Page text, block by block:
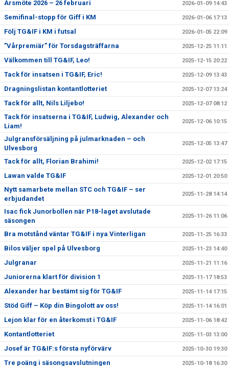
Årsmöte 2026 – 26 februari 2026-01-09 14:43
Semifinal-stopp för Giff i KM 2026-01-06 17:13
Följ TG&IF i KM i futsal 2026-01-05 22:09
”Vårpremiär” för Torsdagsträffarna 2025-12-25 11:11
Välkommen till TG&IF, Leo! 2025-12-15 20:22
Tack för insatsen i TG&IF, Eric! 2025-12-09 13:43
Dragningslistan kontantlotteriet 2025-12-07 13:24
Tack för allt, Nils Liljebo! 2025-12-07 08:12
Tack för insatserna i TG&IF, Ludwig, Alexander och
Liam!
2025-12-06 10:15
Julgransförsäljning på julmarknaden – och
Ulvesborg
2025-12-05 13:47
Tack för allt, Florian Brahimi! 2025-12-02 17:15
Lawan valde TG&IF 2025-12-01 20:50
Nytt samarbete mellan STC och TG&IF – ser
erbjudandet
2025-11-28 14:14
Isac fick Junorbollen när P18-laget avslutade
säsongen
2025-11-26 11:06
Bra motstånd väntar TG&IF i nya Vinterligan 2025-11-25 16:33
Bilos väljer spel på Ulvesborg 2025-11-23 14:40
Julgranar 2025-11-21 11:16
Juniorerna klart för division 1 2025-11-17 18:53
Alexander har bestämt sig för TG&IF 2025-11-14 17:15
Stöd Giff – Köp din Bingolott av oss! 2025-11-14 16:01
Lejon klar för en återkomst i TG&IF 2025-11-06 18:42
Kontantlotteriet 2025-11-03 13:00
Josef är TG&IF:s första nyförvärv 2025-10-30 19:30
Tre poäng i säsongsavslutningen 2025-10-18 16:30